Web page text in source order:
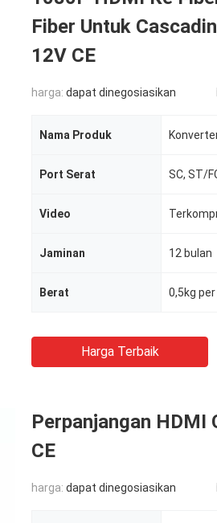
Fiber Untuk
12V CE
harga: dapat dinegosiasikan
Nama Produk
Port Serat SC, ST/
Video
Jaminan 12 bulan
Berat 0,5kg
Harga Terbaik
Perpanjangan HDMI
CE
harga: dapat dinegosiasikan